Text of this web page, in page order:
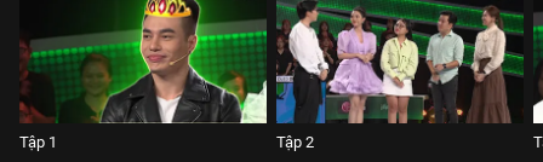
Tập 1 Tập 2